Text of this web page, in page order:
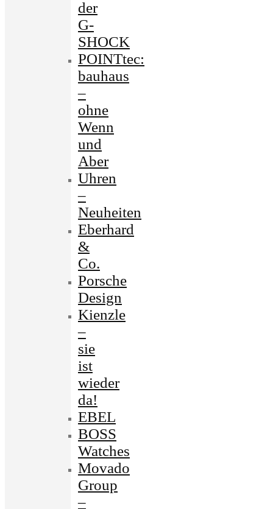
der
G-
SHOCK
POINTtec:
bauhaus
–
ohne
Wenn
und
Aber
Uhren
–
Neuheiten
Eberhard
&
Co.
Porsche
Design
Kienzle
–
sie
ist
wieder
da!
EBEL
BOSS
Watches
Movado
Group
–